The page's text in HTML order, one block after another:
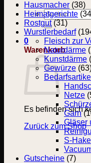
Suchen
nach:
0
Warenkorb
Es befinden sich
Zurück zum Shop
Hausmacher (38)
Heimatgerichte
Rostgut (31)
Wurstlerbedarf
Fleisch zur
Naturdärme
Kunstdärme
Gewürze
Bedarfsartikel
Netze
Garn
Gläser
S-
Gutscheine (7)